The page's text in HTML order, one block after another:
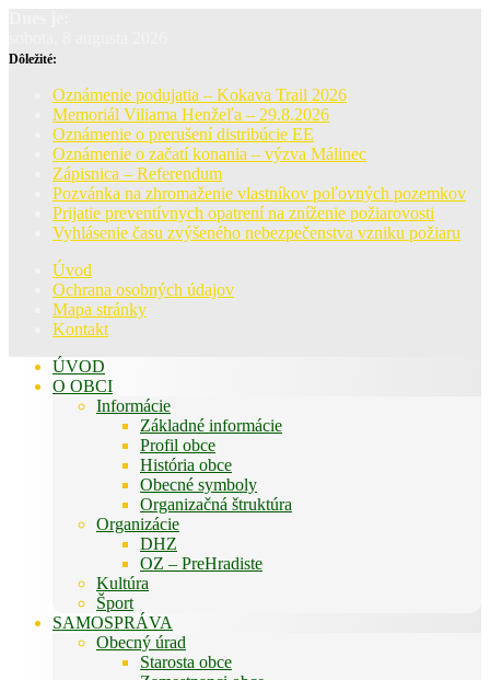
Dôležité:
Oznámenie podujatia – Kokava Trail 2026
Memoriál Viliama Henžeľa – 29.8.2026
Oznámenie o prerušení distribúcie EE
Oznámenie o začatí konania – výzva Málinec
Zápisnica – Referendum
Pozvánka na zhromaženie vlastníkov poľovných pozemkov
Prijatie preventívnych opatrení na zníženie požiarovosti
Vyhlásenie času zvýšeného nebezpečenstva vzniku požiaru
Úvod
Ochrana osobných údajov
Mapa stránky
Kontakt
ÚVOD
O OBCI
Informácie
Základné informácie
Profil obce
História obce
Obecné symboly
Organizačná štruktúra
Organizácie
DHZ
OZ – PreHradiste
Kultúra
Šport
SAMOSPRÁVA
Obecný úrad
Starosta obce